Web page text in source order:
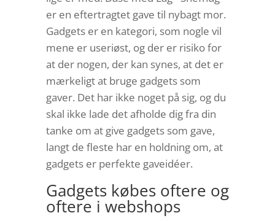
er en eftertragtet gave til nybagt mor.
Gadgets er en kategori, som nogle vil
mene er useriøst, og der er risiko for
at der nogen, der kan synes, at det er
mærkeligt at bruge gadgets som
gaver. Det har ikke noget på sig, og du
skal ikke lade det afholde dig fra din
tanke om at give gadgets som gave,
langt de fleste har en holdning om, at
gadgets er perfekte gaveidéer.
Gadgets købes oftere og
oftere i webshops